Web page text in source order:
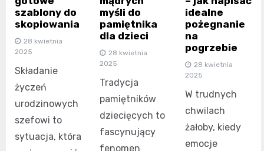
szablony do
skopiowania
28 kwietnia
2025
Składanie
życzeń
urodzinowych
szefowi to
sytuacja, która
myśli do
pamiętnika
dla dzieci
28 kwietnia
2025
Tradycja
pamiętników
dziecięcych to
fascynujący
fenomen
idealne
pożegnanie
na
pogrzebie
28 kwietnia
2025
W trudnych
chwilach
żałoby, kiedy
emocje